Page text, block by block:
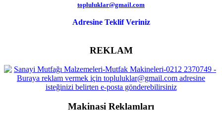
topluluklar@gmail.com
Adresine Teklif Veriniz
REKLAM
Makinasi Reklamları